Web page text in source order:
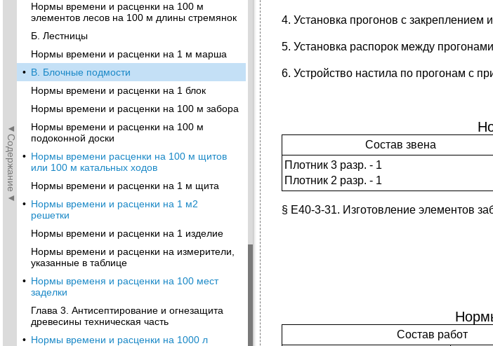
◄Содержание◄
Нормы времени и расценки на 100 м
элементов лесов на 100 м длины стремянок
Б. Лестницы
Нормы времени и расценки на 1 м марша
• В. Блочные подмости
Нормы времени и расценки на 1 блок
Нормы времени и расценки на 100 м забора
Нормы времени и расценки на 100 м
подоконной доски
• Нормы времени расценки на 100 м щитов
или 100 м катальных ходов
Нормы времени и расценки на 1 м щита
• Нормы времени и расценки на 1 м2
решетки
Нормы времени и расценки на 1 изделие
Нормы времени и расценки на измерители,
указанные в таблице
• Нормы временя и расценки на 100 мест
заделки
Глава 3. Антисептирование и огнезащита
древесины техническая часть
• Нормы времени и расценки на 1000 л
4. Установка прогонов с закреплением
5. Установка распорок между
6. Устройство настила по прогонам с
Состав звена
Плотник 3 разр. - 1
Плотник 2 разр. - 1
§ Е40-3-31. Изготовление элементов
Состав работ